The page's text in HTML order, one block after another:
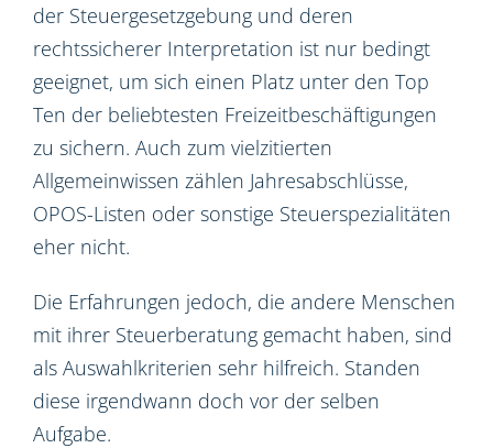
der Steuergesetzgebung und deren
rechtssicherer Interpretation ist nur bedingt
geeignet, um sich einen Platz unter den Top
Ten der beliebtesten Freizeitbeschäftigungen
zu sichern. Auch zum vielzitierten
Allgemeinwissen zählen Jahresabschlüsse,
OPOS-Listen oder sonstige Steuerspezialitäten
eher nicht.
Die Erfahrungen jedoch, die andere Menschen
mit ihrer Steuerberatung gemacht haben, sind
als Auswahlkriterien sehr hilfreich. Standen
diese irgendwann doch vor der selben
Aufgabe.